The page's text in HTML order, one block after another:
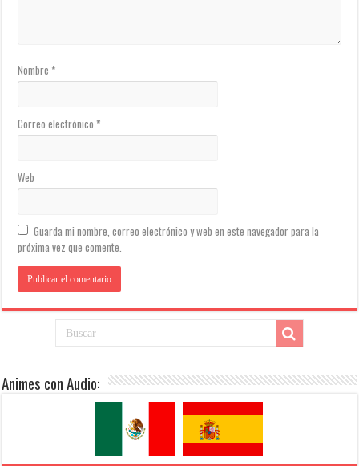
Nombre*
Correo electrónico*
Web
Guarda mi nombre, correo electrónico y web en este navegador para la
próxima vez que comente.
Animes con Audio: